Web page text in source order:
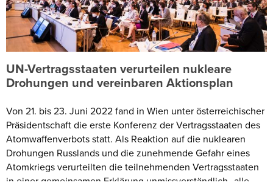
UN-Vertragsstaaten verurteilen nukleare
Drohungen und vereinbaren Aktionsplan
Von 21. bis 23. Juni 2022 fand in Wien unter österreichischer
Präsidentschaft die erste Konferenz der Vertragsstaaten des
Atomwaffenverbots statt. Als Reaktion auf die nuklearen
Drohungen Russlands und die zunehmende Gefahr eines
Atomkriegs verurteilten die teilnehmenden Vertragsstaaten
in einer gemeinsamen Erklärung unmissverständlich „alle